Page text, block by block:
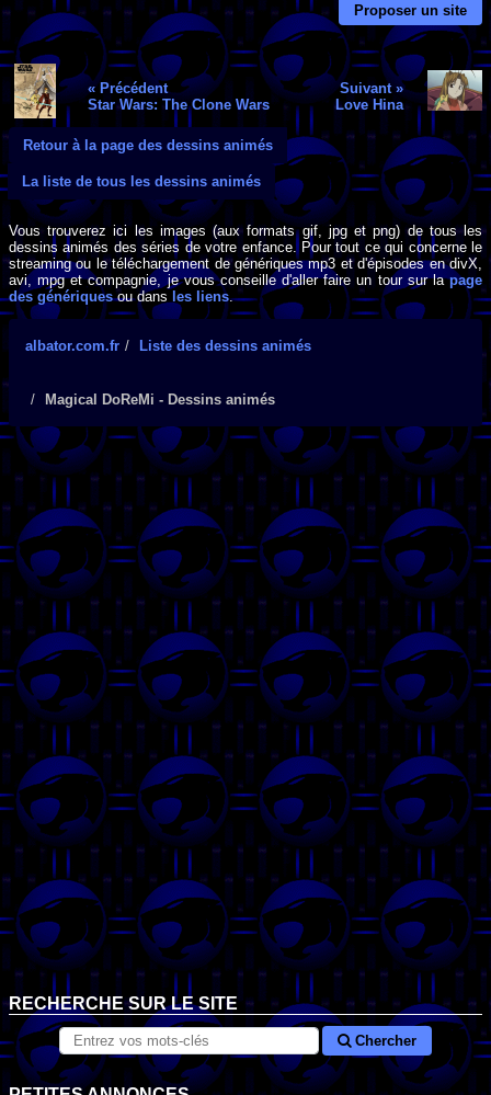
Proposer un site
« Précédent
Star Wars: The Clone Wars
Suivant »
Love Hina
Retour à la page des dessins animés
La liste de tous les dessins animés
Vous trouverez ici les images (aux formats gif, jpg et png) de tous les
dessins animés des séries de votre enfance. Pour tout ce qui concerne le
streaming ou le téléchargement de génériques mp3 et d'épisodes en divX,
avi, mpg et compagnie, je vous conseille d'aller faire un tour sur lapage
des génériquesou dans les liens.
albator.com.fr Liste des dessins animés
Magical DoReMi - Dessins animés
RECHERCHE SUR LE SITE
Chercher